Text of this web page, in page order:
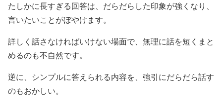
たしかに長すぎる回答は、だらだらした印象が強くなり、
言いたいことがぼやけます。
詳しく話さなければいけない場面で、無理に話を短くまと
めるのも不自然です。
逆に、シンプルに答えられる内容を、強引にだらだら話す
のもおかしい。